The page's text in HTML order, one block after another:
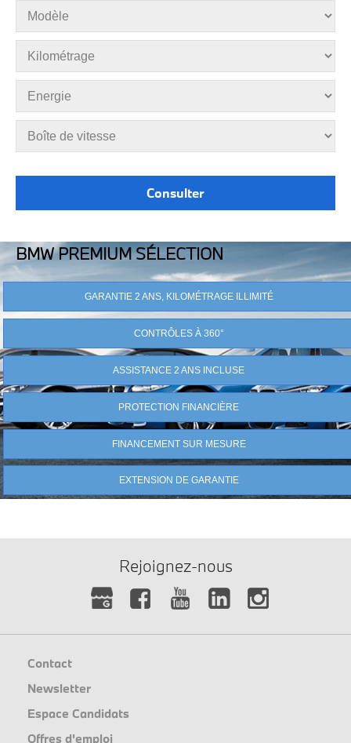
BMW PREMIUM SÉLECTION
GARANTIE 2 ANS, KILOMÉTRAGE ILLIMITÉ
CONTRÔLES À 360°
ASSISTANCE 2 ANS INCLUSE
PROTECTION FINANCIÈRE
FINANCEMENT SUR MESURE
EXTENSION DE GARANTIE
Rejoignez-nous
Contact
Newsletter
Espace Candidats
Offres d'emploi